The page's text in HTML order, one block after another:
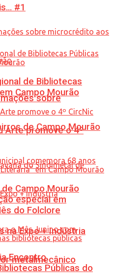
sobre
de Campo Mourão
na Expo + Indústria
metalmecânico
#1
de Bibliotecas
Campo Mourão
Arte promove o 4º
Campo Mourão
especial em
do Folclore
Encontro
Públicas do